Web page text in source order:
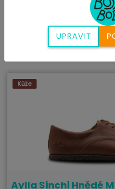
40, 41, 42, 43, 44, 45, 46, 47
2890 Kč
Aylla Sinchi Hnědé M
Kůže
UPRAVIT